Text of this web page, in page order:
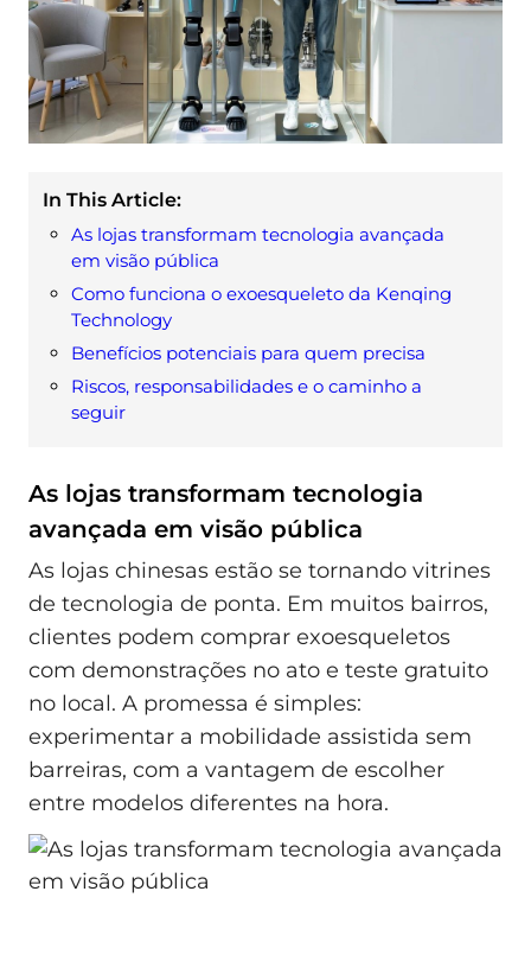
In This Article:
As lojas transformam tecnologia avançada
em visão pública
Como funciona o exoesqueleto da Kenqing
Technology
Benefícios potenciais para quem precisa
Riscos, responsabilidades e o caminho a
seguir
As lojas transformam tecnologia
avançada em visão pública
As lojas chinesas estão se tornando vitrines
de tecnologia de ponta. Em muitos bairros,
clientes podem comprar exoesqueletos
com demonstrações no ato e teste gratuito
no local. A promessa é simples:
experimentar a mobilidade assistida sem
barreiras, com a vantagem de escolher
entre modelos diferentes na hora.